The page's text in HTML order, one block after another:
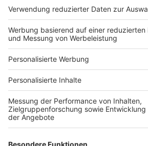
Hausanbieter-Suche
Bauprojekt-Profil
Für Unternehmen
Ihre Baufirma auf bauen.de
Kostenloses Infogespräch